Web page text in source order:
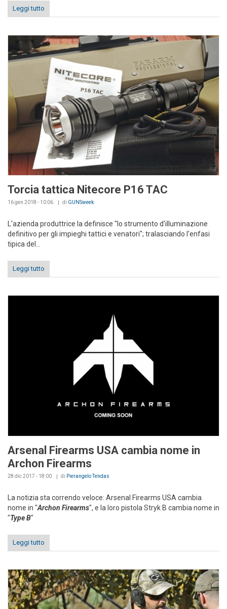
Leggi tutto
Torcia tattica Nitecore P16 TAC
16 gen 2018 - 10:06 di GUNSweek
L'azienda produttrice la definisce "lo strumento d'illuminazione
definitivo per gli impieghi tattici e venatori"; tralasciando l'enfasi
tipica del...
Leggi tutto
Arsenal Firearms USA cambia nome in
Archon Firearms
28 dic 2017 - 18:00 di Pierangelo Tendas
La notizia sta correndo veloce: Arsenal Firearms USA cambia
nome in "Archon Firearms", e la loro pistola Stryk B cambia nome in
"Type B"
Leggi tutto